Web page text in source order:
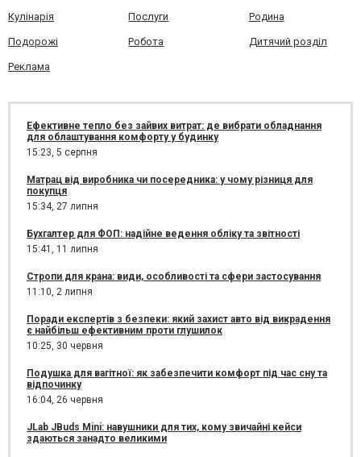
Кулінарія Послуги Родина
Подорожі Робота Дитячий розділ
Реклама
Ефективне тепло без зайвих витрат: де вибрати обладнання
для облаштування комфорту у будинку
15:23, 5 серпня
Матрац від виробника чи посередника: у чому різниця для
покупця
15:34, 27 липня
Бухгалтер для ФОП: надійне ведення обліку та звітності
15:41, 11 липня
Стропи для крана: види, особливості та сфери застосування
11:10, 2 липня
Поради експертів з безпеки: який захист авто від викрадення
є найбільш ефективним проти глушилок
10:25, 30 червня
Подушка для вагітної: як забезпечити комфорт під час сну та
відпочинку
16:04, 26 червня
JLab JBuds Mini: навушники для тих, кому звичайні кейси
здаються занадто великими